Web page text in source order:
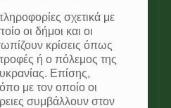
σχετικά με
οι δήμοι και οι
κρίσεις όπως
ή ο πόλεμος της
Επίσης,
με τον οποίο οι
συμβάλλουν στον